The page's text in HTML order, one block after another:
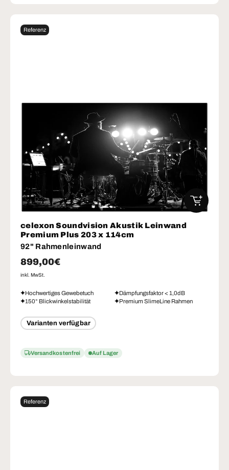
Referenz
celexon Soundvision Akustik Leinwand
Premium Plus 203 x 114cm
92" Rahmenleinwand
Normaler Preis
899,00€
inkl. MwSt.
Hochwertiges Gewebetuch
Dämpfungsfaktor < 1,0dB
150° Blickwinkelstabilität
Premium SlimeLine Rahmen
Varianten verfügbar
Versandkostenfrei Auf Lager
IN DEN
Referenz